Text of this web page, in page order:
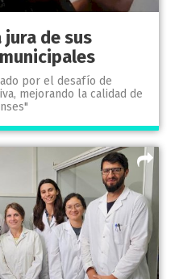
de sus
por el desafío de
mejorando la calidad de